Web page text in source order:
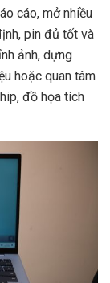
cáo, mở nhiều
pin đủ tốt và
ảnh, dựng
hoặc quan tâm
đồ họa tích